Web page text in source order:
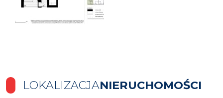
LOKALIZACJANIERUCHOMOŚCI